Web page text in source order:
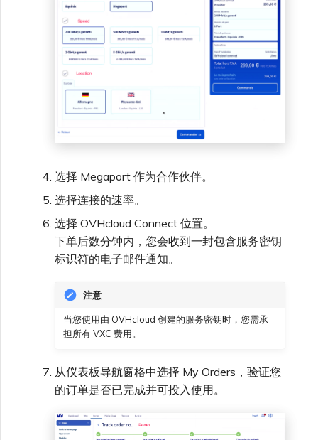
选择 Megaport 作为合作伙伴。
选择连接的速率。
选择 OVHcloud Connect 位置。
下单后数分钟内，您会收到一封包含服务密钥
标识符的电子邮件通知。
注意
当您使用由 OVHcloud 创建的服务密钥时，您需承
担所有 VXC 费用。
从仪表板导航窗格中选择 My Orders，验证您
的订单是否已完成并可投入使用。